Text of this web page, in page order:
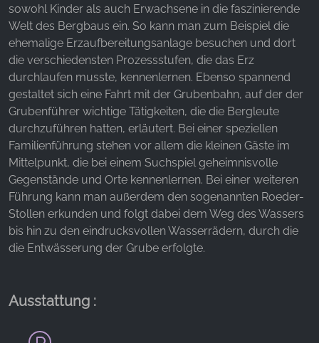
sowohl Kinder als auch Erwachsene in die faszinierende
Welt des Bergbaus ein. So kann man zum Beispiel die
ehemalige Erzaufbereitungsanlage besuchen und dort
die verschiedensten Prozessstufen, die das Erz
durchlaufen musste, kennenlernen. Ebenso spannend
gestaltet sich eine Fahrt mit der Grubenbahn, auf der der
Grubenführer wichtige Tätigkeiten, die die Bergleute
durchzuführen hatten, erläutert. Bei einer speziellen
Familienführung stehen vor allem die kleinen Gäste im
Mittelpunkt, die bei einem Suchspiel geheimnisvolle
Gegenstände und Orte kennenlernen. Bei einer weiteren
Führung kann man außerdem den sogenannten Roeder-
Stollen erkunden und folgt dabei dem Weg des Wassers
bis hin zu den eindrucksvollen Wasserrädern, durch die
die Entwässerung der Grube erfolgte.
Ausstattung :
EXTERNE MEDIEN
Um Inhalte von Videoplattformen und Social Media
Plattformen anzeigen zu können, werden von
diesen externen Medien Cookies gesetzt.
YouTube